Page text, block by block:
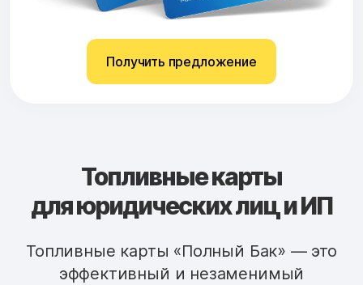
Получить предложение
Топливные карты
для юридических лиц и ИП
Топливные карты «Полный Бак» — это
эффективный и незаменимый